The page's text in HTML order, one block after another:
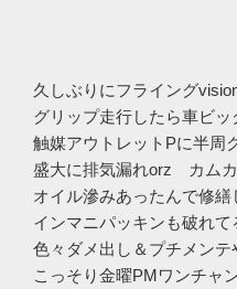
久しぶりにフライング
グリップ走行したら車ビッ
触媒アウトレットPに半周
盛大に排気漏れorz カム
オイル滲みあったんで修繕
インマニパッキンも破れて
色々ダメ出し＆プチメン
こっそり金曜PMワンチャ